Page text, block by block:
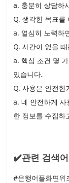
a. 충분히 상담하
Q. 생각한 목표를
a. 열심히 노력하
Q. 시간이 없을
a. 핵심 조건 몇
있습니다.
Q. 사용은 안전한
a. 네 안전하게 사
한 정보를 수집하
✔️관련 검색어
#은행어플화면위